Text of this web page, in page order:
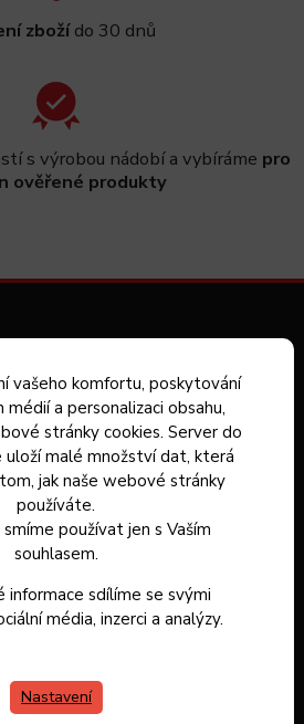
vašeho komfortu, poskytování
médií a personalizaci obsahu,
stránky cookies. Server do
uloží malé množství dat, která
jak naše webové stránky
používáte.
používat jen s Vaším
souhlasem.
informace sdílíme se svými
média, inzerci a analýzy.
Nastavení
zbožído 30 dnů
s výrobou nádobí a vybíráme pro
ověřené produkty